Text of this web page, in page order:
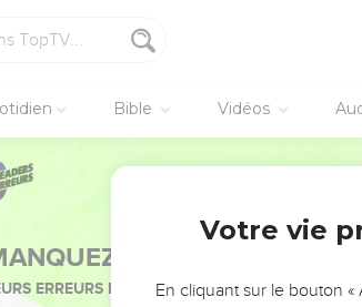
Bible Vidéos
PAS L’ÉVÉNEMENT
ERREURS POUVAIENT VOUS ÉVITER LES
Votre vie
En cliquant sur le bouton